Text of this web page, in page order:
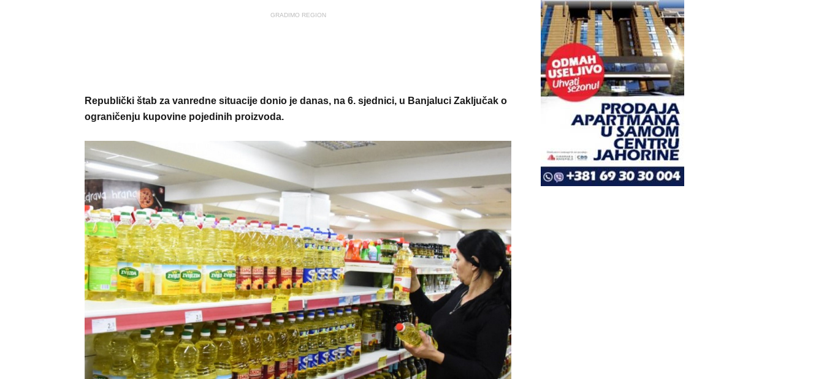
GRADIMO REGION
Republički štab za vanredne situacije donio je danas, na 6. sjednici, u Banjaluci Zaključak o
ograničenju kupovine pojedinih proizvoda.